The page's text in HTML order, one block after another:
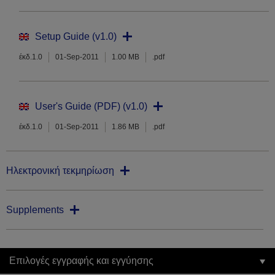
Setup Guide (v1.0)
έκδ.1.0 01-Sep-2011 1.00 MB .pdf
User's Guide (PDF) (v1.0)
έκδ.1.0 01-Sep-2011 1.86 MB .pdf
Ηλεκτρονική τεκμηρίωση
Supplements
Επιλογές εγγραφής και εγγύησης